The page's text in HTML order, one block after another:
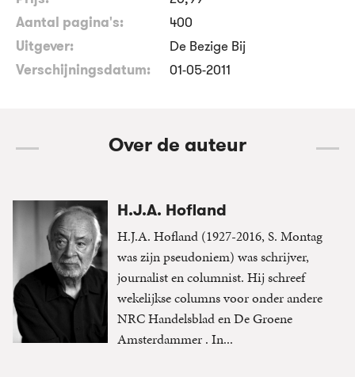
Aantal pagina's:
400
Uitgever:
De Bezige Bij
Verschijningsdatum:
01-05-2011
Over de auteur
H.J.A. Hofland
H.J.A. Hofland (1927-2016, S. Montag
was zijn pseudoniem) was schrijver,
journalist en columnist. Hij schreef
wekelijkse columns voor onder andere
NRC Handelsblad en De Groene
Amsterdammer . In...